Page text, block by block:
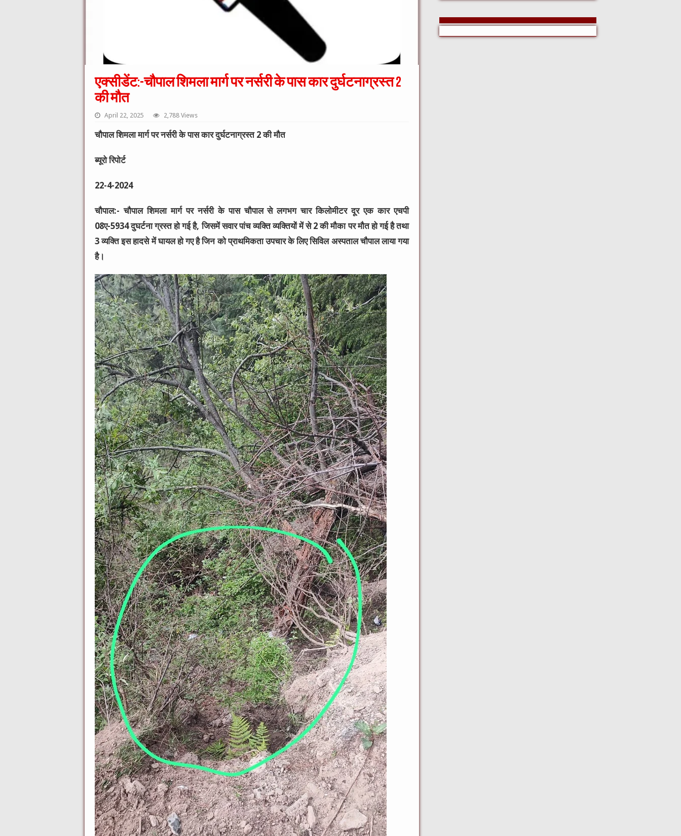
एक्सीडेंट:-चौपाल शिमला मार्ग पर नर्सरी के पास कार दुर्घटनाग्रस्त 2
की मौत
April 22, 2025 2,788 Views
चौपाल शिमला मार्ग पर नर्सरी के पास कार दुर्घटनाग्रस्त 2 की मौत
ब्यूरो रिपोर्ट
22-4-2024
चौपाल:- चौपाल शिमला मार्ग पर नर्सरी के पास चौपाल से लगभग चार किलोमीटर दूर एक कार एचपी
08ए-5934 दुघर्टना ग्रस्त हो गई है, जिसमें सवार पांच व्यक्ति व्यक्तियों में से 2 की मौका पर मौत हो गई है तथा
3 व्यक्ति इस हादसे में घायल हो गए है जिन को प्राथमिकता उपचार के लिए सिविल अस्पताल चौपाल लाया गया
है।